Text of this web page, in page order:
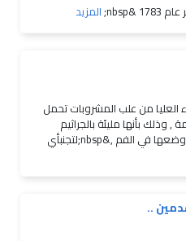
المزيد
العليا من علب المشروبات تحمل
وذلك بأنها مليئة بالجراثيم
والبكتيريا .. لهذا ينصح بغسلها قبل وضعها في الفم ,&nbsp;لتجنبأي
..